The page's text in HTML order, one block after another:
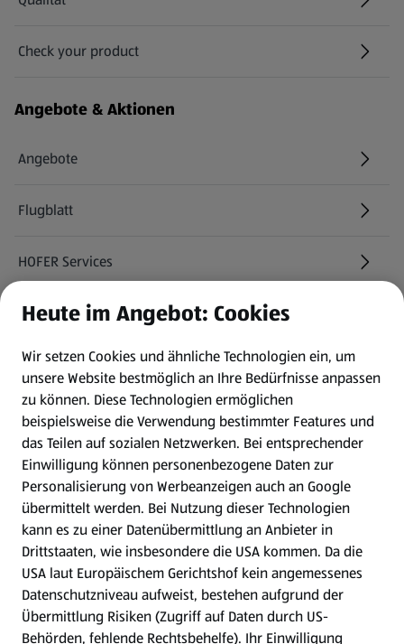
Check your product
(öffnet in einem neuen Tab)
Angebote & Aktionen
Angebote
Flugblatt
HOFER Services
Newsletter
WhatsApp
Gewinnspiele
Mein HOFER. Meine Einkäufe.
Meine Meinung. Mein HOFER.
Gutscheingroßbestellung
(öffnet in einem neuen Tab)
Folge uns hier:
Heute im Angebot: Cookies
Wir setzen Cookies und ähnliche Technologien ein, um
unsere Website bestmöglich an Ihre Bedürfnisse anpassen
zu können. Diese Technologien ermöglichen
beispielsweise die Verwendung bestimmter Features und
das Teilen auf sozialen Netzwerken. Bei entsprechender
Einwilligung können personenbezogene Daten zur
Personalisierung von Werbeanzeigen auch an Google
übermittelt werden. Bei Nutzung dieser Technologien
kann es zu einer Datenübermittlung an Anbieter in
Drittstaaten, wie insbesondere die USA kommen. Da die
USA laut Europäischem Gerichtshof kein angemessenes
Datenschutzniveau aufweist, bestehen aufgrund der
Übermittlung Risiken (Zugriff auf Daten durch US-
Behörden, fehlende Rechtsbehelfe). Ihr Einwilligung